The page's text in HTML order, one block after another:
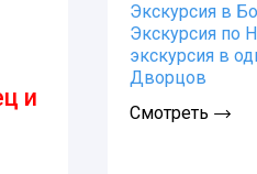
и
Экскурсия в
Экскурсия по
экскурсия в
Дворцов
Смотреть